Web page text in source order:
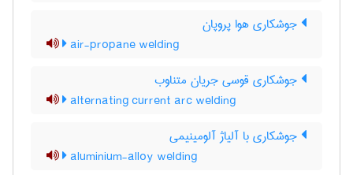
جوشکاری هوا پروپان
air-propane welding
جوشکاری قوسی جریان متناوب
alternating current arc welding
جوشکاری با آلیاژ آلومینیمی
aluminium-alloy welding